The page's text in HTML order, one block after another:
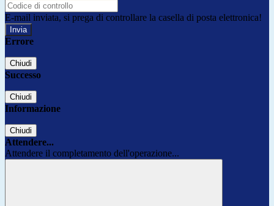
E-mail inviata, si prega di controllare la casella di posta elettronica!
Errore
Chiudi
Successo
Chiudi
Informazione
Chiudi
Attendere...
Attendere il completamento dell'operazione...